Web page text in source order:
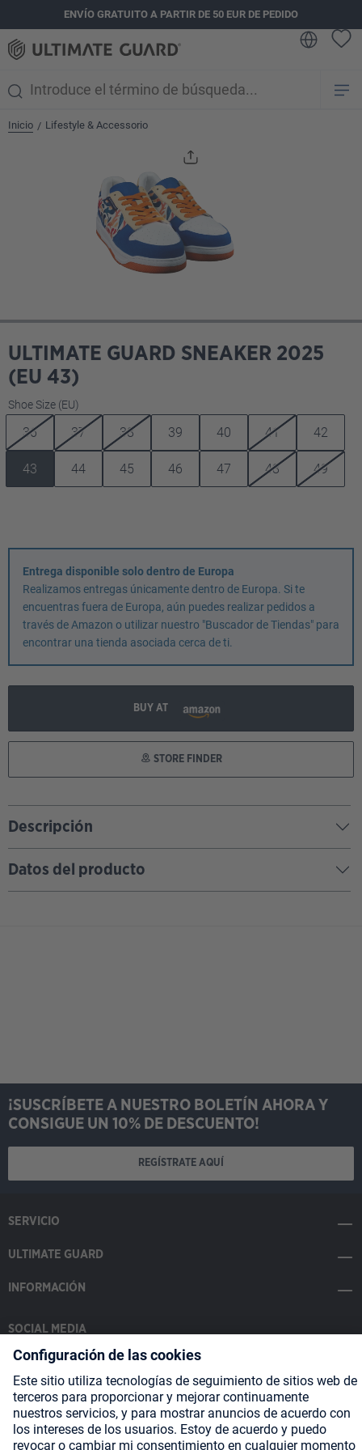
principalENVÍO GRATUITO A PARTIR DE 50 EUR DE PEDIDO
Inicio / Lifestyle & Accessorio
ULTIMATE GUARD SNEAKER 2025
(EU 43)
Seleccione
Shoe Size (EU)
36 37 38 39 40 41 42
43 44 45 46 47 48 49
Entrega disponible solo dentro de Europa
Realizamos entregas únicamente dentro de Europa. Si te
encuentras fuera de Europa, aún puedes realizar pedidos a
través de Amazon o utilizar nuestro "Buscador de Tiendas" para
encontrar una tienda asociada cerca de ti.
BUY AT
STORE FINDER
Descripción
Datos del producto
¡SUSCRÍBETE A NUESTRO BOLETÍN AHORA Y
CONSIGUE UN 10% DE DESCUENTO!
REGÍSTRATE AQUÍ
SERVICIO
ULTIMATE GUARD
INFORMACIÓN
SOCIAL MEDIA
Payment Methods